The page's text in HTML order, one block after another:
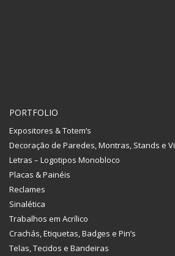
PORTFOLIO
Expositores & Totem’s
Decoração de Paredes, Montras, Stands e
Letras – Logotipos Monobloco
Placas & Painéis
Reclames
Sinalética
Trabalhos em Acrílico
Crachás, Etiquetas, Badges e Pin’s
Telas, Tecidos e Bandeiras